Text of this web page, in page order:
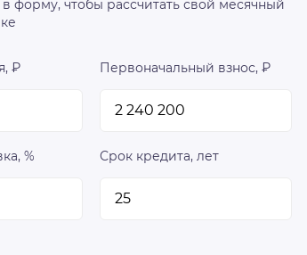
форму, чтобы рассчитать свой месячный
₽ Первоначальный взнос, ₽
% Срок кредита, лет